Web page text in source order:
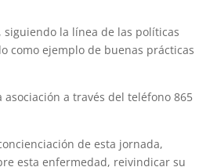
la línea de las políticas
como ejemplo de buenas prácticas
a través del teléfono 865
de esta jornada,
esta enfermedad, reivindicar su